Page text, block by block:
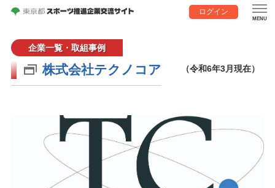
ログイン
企業一覧・取組事例
株式会社テクノコア （令和6年3月現在）